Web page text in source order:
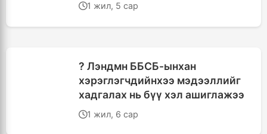
1 жил, 5 сар
? Лэндмн ББСБ-ынхан
хэрэглэгчдийнхээ мэдээллийг
хадгалах нь бүү хэл ашиглажээ
1 жил, 6 сар